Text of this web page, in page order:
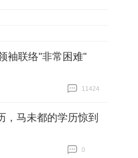
袖联络"非常困难"
11424
，马未都的学历惊到
0